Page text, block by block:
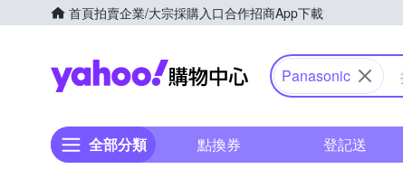
首頁拍賣企業/大宗採購入口合作招商App下載
Yahoo購物中心
Panasonic
全部分類 點換券 登記送